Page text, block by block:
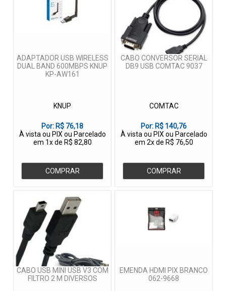
ADAPTADOR USB WIRELESS
DUAL BAND 600MBPS KNUP
KP-AW161
KNUP
Por: R$ 76,18
À vista ou PIX ou Parcelado
em 1x de R$ 82,80
COMPRAR
CABO CONVERSOR SERIAL
DB9 USB COMTAC 9037
COMTAC
Por: R$ 140,76
À vista ou PIX ou Parcelado
em 2x de R$ 76,50
COMPRAR
CABO USB MINI USB V3 COM
FILTRO 2 M DIVERSOS
EMENDA HDMI PIX BRANCO
062-9668